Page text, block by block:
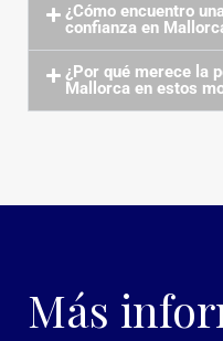
¿Cómo encuentro
confianza en
¿Por qué merece la
Mallorca en estos
Más